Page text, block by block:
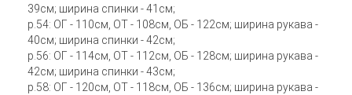
39см; ширина спинки - 41см;
р.54: ОГ - 110см, ОТ - 108см, ОБ - 122см; ширина рукава -
40см; ширина спинки - 42см;
р.56: ОГ - 114см, ОТ - 112см, ОБ - 128см; ширина рукава -
42см; ширина спинки - 43см;
р.58: ОГ - 120см, ОТ - 118см, ОБ - 136см; ширина рукава -